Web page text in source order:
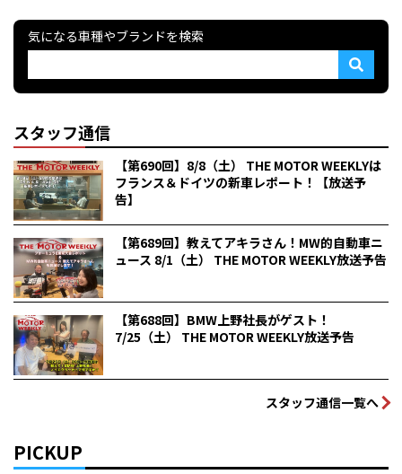
気になる車種やブランドを検索
スタッフ通信
【第690回】8/8（土） THE MOTOR WEEKLYは
フランス＆ドイツの新車レポート！【放送予
告】
【第689回】教えてアキラさん！MW的自動車ニ
ュース 8/1（土） THE MOTOR WEEKLY放送予告
【第688回】BMW上野社長がゲスト！
7/25（土） THE MOTOR WEEKLY放送予告
スタッフ通信一覧へ
PICKUP